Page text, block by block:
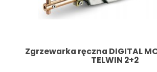
Zgrzewarka ręczna DIGITAL
TELWIN 2+2